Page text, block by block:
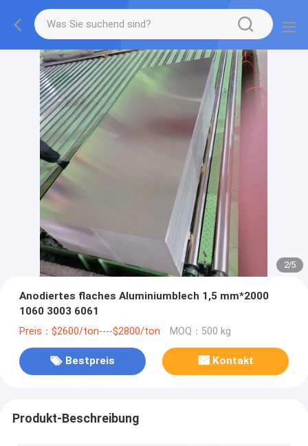
2/5
Anodiertes flaches Aluminiumblech 1,5 mm*2000
1060 3003 6061
Preis：$2600/ton----$2800/ton MOQ：500 kg
Bestpreis Kontakt
Produkt-Beschreibung